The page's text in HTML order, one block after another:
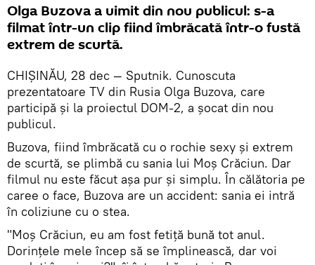
Olga Buzova a uimit din nou publicul: s-a
filmat într-un clip fiind îmbrăcată într-o fustă
extrem de scurtă.
CHIȘINĂU, 28 dec — Sputnik. Cunoscuta
prezentatoare TV din Rusia Olga Buzova, care
participă și la proiectul DOM-2, a șocat din nou
publicul.
Buzova, fiind îmbrăcată cu o rochie sexy și extrem
de scurtă, se plimbă cu sania lui Moș Crăciun. Dar
filmul nu este făcut așa pur și simplu. În călătoria pe
caree o face, Buzova are un accident: sania ei intră
în coliziune cu o stea.
"Moș Crăciun, eu am fost fetiță bună tot anul.
Dorințele mele încep să se împlinească, dar voi